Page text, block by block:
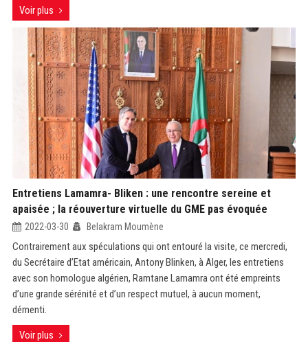
Voir plus
Entretiens Lamamra- Bliken : une rencontre sereine et
apaisée ; la réouverture virtuelle du GME pas évoquée
2022-03-30 Belakram Moumène
Contrairement aux spéculations qui ont entouré la visite, ce mercredi,
du Secrétaire d’Etat américain, Antony Blinken, à Alger, les entretiens
avec son homologue algérien, Ramtane Lamamra ont été empreints
d’une grande sérénité et d’un respect mutuel, à aucun moment,
démenti.
Voir plus